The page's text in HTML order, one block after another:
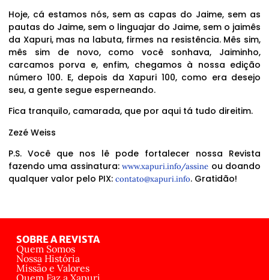
Hoje, cá estamos nós, sem as capas do Jaime, sem as
pautas do Jaime, sem o linguajar do Jaime, sem o jaimês
da Xapuri, mas na labuta, firmes na resistência. Mês sim,
mês sim de novo, como você sonhava, Jaiminho,
carcamos porva e, enfim, chegamos à nossa edição
número 100. E, depois da Xapuri 100, como era desejo
seu, a gente segue esperneando.
Fica tranquilo, camarada, que por aqui tá tudo direitim.
Zezé Weiss
P.S. Você que nos lê pode fortalecer nossa Revista
fazendo uma assinatura:www.xapuri.info/assine ou doando
qualquer valor pelo PIX: contato@xapuri.info. Gratidão!
SOBRE A REVISTA
Quem Somos
Nossa História
Missão e Valores
Quem Faz a Xapuri